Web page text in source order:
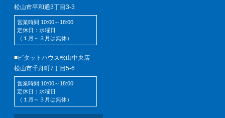
松山市平和通3丁目3-3
営業時間 10:00～18:00
定休日：水曜日
（１月～３月は無休）
■ピタットハウス松山中央店
松山市千舟町7丁目5-6
営業時間 10:00～18:00
定休日：水曜日
（１月～３月は無休）